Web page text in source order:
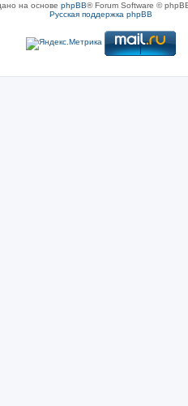
на основе phpBB® Forum Software ©
Русская поддержка phpBB